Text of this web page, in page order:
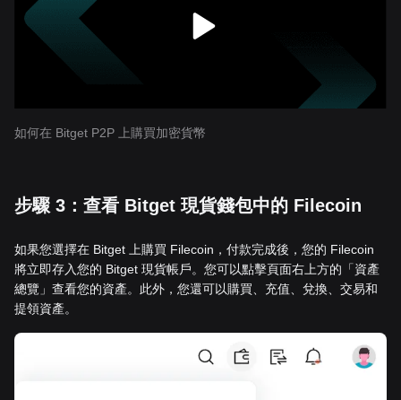
如何在 Bitget P2P 上購買加密貨幣
步驟 3：查看 Bitget 現貨錢包中的 Filecoin
如果您選擇在 Bitget 上購買 Filecoin，付款完成後，您的 Filecoin
將立即存入您的 Bitget 現貨帳戶。您可以點擊頁面右上方的「資產
總覽」查看您的資產。此外，您還可以購買、充值、兌換、交易和
提領資產。